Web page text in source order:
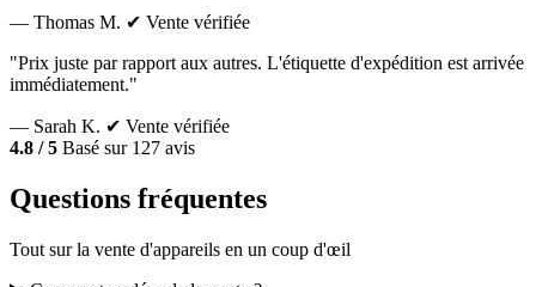
— Thomas M. ✔ Vente vérifiée
"Prix juste par rapport aux autres. L'étiquette d'expédition est arrivée
immédiatement."
— Sarah K. ✔ Vente vérifiée
4.8 / 5 Basé sur 127 avis
Questions fréquentes
Tout sur la vente d'appareils en un coup d'œil